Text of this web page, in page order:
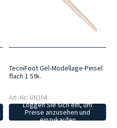
TecniFoot Gel-Modellage-Pinsel
flach 1 Stk.
Art.-Nr.: UN104
Loggen Sie sich ein, um
Preise anzusehen und
einzukaufen